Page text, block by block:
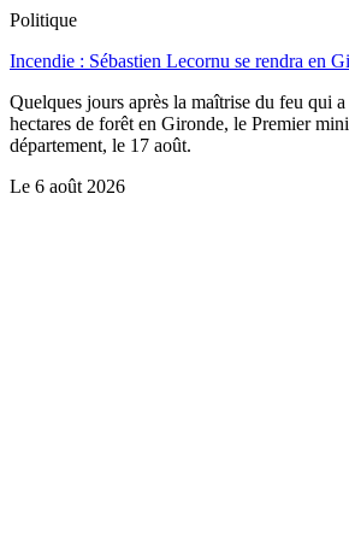
Politique
Incendie : Sébastien Lecornu se rendra en
Quelques jours après la maîtrise du feu qui
hectares de forêt en Gironde, le Premier
département, le 17 août.
Le 6 août 2026